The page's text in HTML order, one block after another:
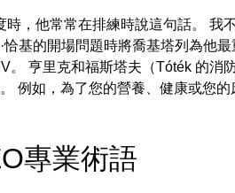
，他常常在排練時說這句話。 我
基的開場問題時將喬基塔列為他
亨里克和福斯塔夫（Tóték 的消
例如，為了您的營養、健康或您
專業術語